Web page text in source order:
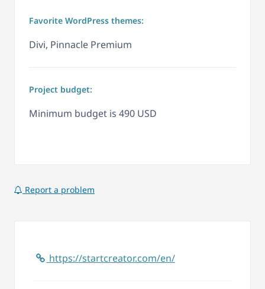
Favorite WordPress themes:
Divi, Pinnacle Premium
Project budget:
Minimum budget is 490 USD
Report a problem
https://startcreator.com/en/